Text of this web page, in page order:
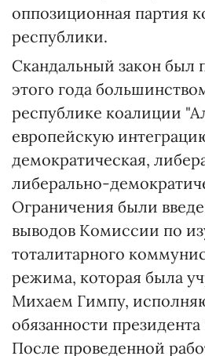
оппозиционная партия
республики.
Скандальный закон был
этого года
республике коалиции
европейскую
демократическая,
либерально-
Ограничения были
выводов Комиссии по
тоталитарного
режима, которая была
Михаем Гимпу,
обязанности президента
После проведенной